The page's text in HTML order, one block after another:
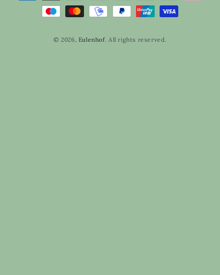
© 2026, Eulenhof. All rights reserved.
methods